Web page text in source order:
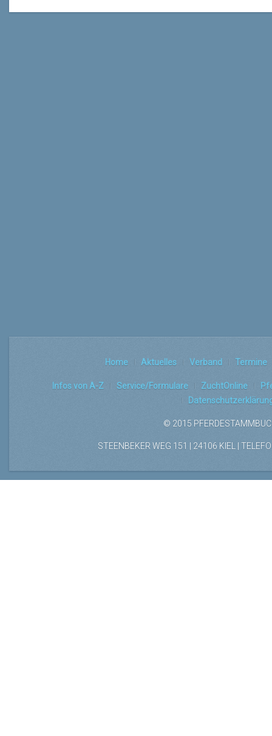
Home Aktuelles Verband Termine
Infos von A-Z Service/Formulare ZuchtOnline
© 2015
STEENBEKER WEG 151 | 24106 KIEL |